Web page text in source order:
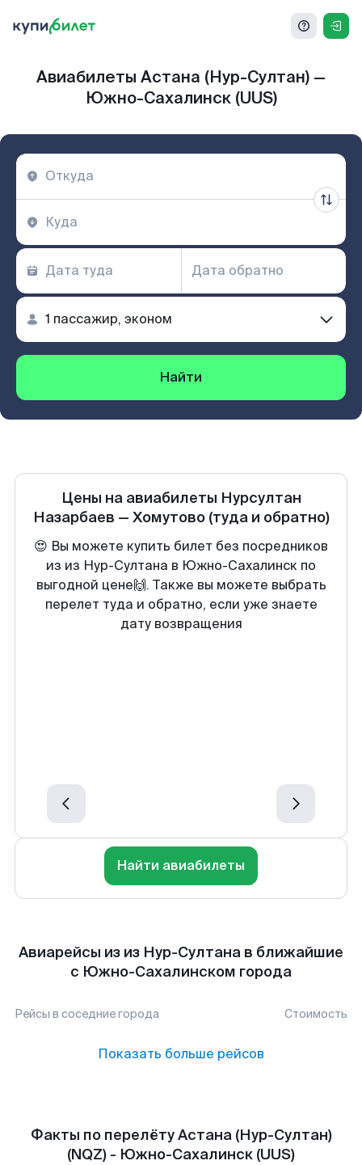
Авиабилеты Астана (Нур-Султан) —
Южно-Сахалинск (UUS)
Найти
Цены на авиабилеты Нурсултан
Назарбаев — Хомутово (туда и обратно)
😍 Вы можете купить билет без посредников
из из Нур-Султана в Южно-Сахалинск по
выгодной цене🙌. Также вы можете выбрать
перелет туда и обратно, если уже знаете
дату возвращения
Найти авиабилеты
Авиарейсы из из Нур-Султана в ближайшие
с Южно-Сахалинском города
Рейсы в соседние города Стоимость
Показать больше рейсов
Факты по перелёту Астана (Нур-Султан)
(NQZ) - Южно-Сахалинск (UUS)